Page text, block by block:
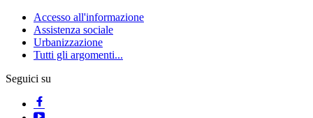
Accesso all'informazione
Assistenza sociale
Urbanizzazione
Tutti gli argomenti...
Seguici su